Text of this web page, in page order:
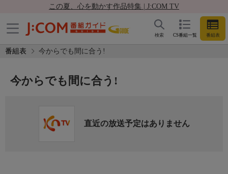
この夏、心を動かす作品特集 | J:COM TV
CS番組一覧 番組表
検索
番組表 今からでも間に合う!
今からでも間に合う!
直近の放送予定はありません